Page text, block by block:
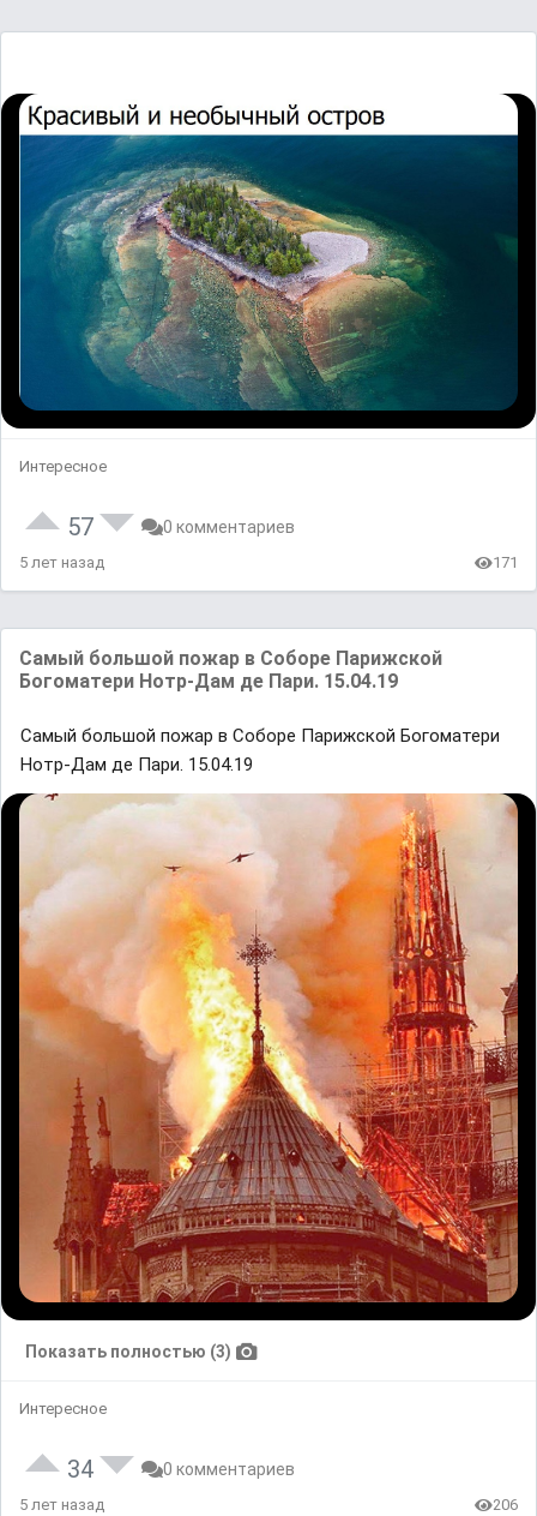
Интересное
57 0 комментариев
5 лет назад 171
Самый большой пожар в Соборе Парижской
Богоматери Нотр-Дам де Пари. 15.04.19
Самый большой пожар в Соборе Парижской Богоматери
Нотр-Дам де Пари. 15.04.19
Показать полностью (3)
Интересное
34 0 комментариев
5 лет назад 206